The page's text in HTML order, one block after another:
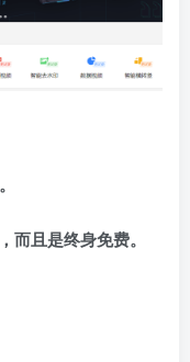
而且是终身免费。